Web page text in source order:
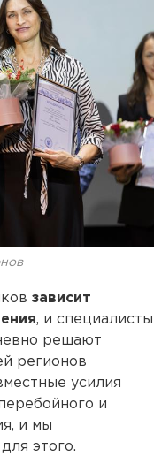
зависит
, и специалисты
решают
регионов
усилия
и
и мы
этого.